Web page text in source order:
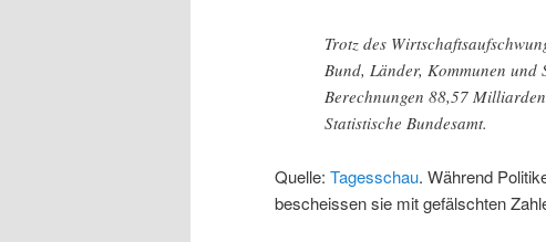
Trotz des
Bund, Länder, Kommunen und
Berechnungen 88,57
Statistische Bundesamt.
Quelle: Tagesschau. Während
bescheissen sie mit gefälschten